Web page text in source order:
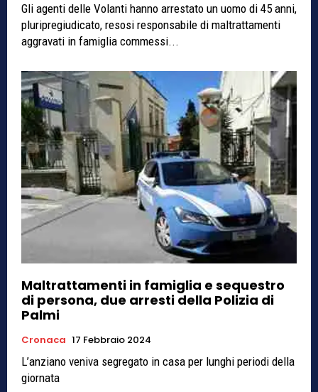
Gli agenti delle Volanti hanno arrestato un uomo di 45 anni,
pluripregiudicato, resosi responsabile di maltrattamenti
aggravati in famiglia commessi...
Maltrattamenti in famiglia e sequestro
di persona, due arresti della Polizia di
Palmi
Cronaca 17 Febbraio 2024
L’anziano veniva segregato in casa per lunghi periodi della
giornata